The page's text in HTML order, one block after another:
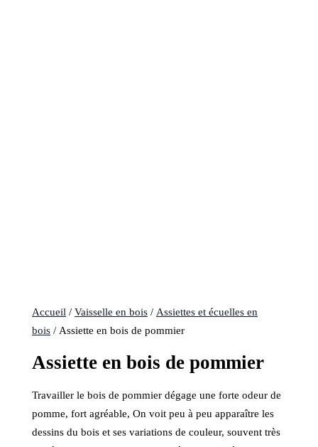
Accueil /Vaisselle en bois /Assiettes et écuelles en
bois / Assiette en bois de pommier
Assiette en bois de pommier
Travailler le bois de pommier dégage une forte odeur de
pomme, fort agréable, On voit peu à peu apparaître les
dessins du bois et ses variations de couleur, souvent très